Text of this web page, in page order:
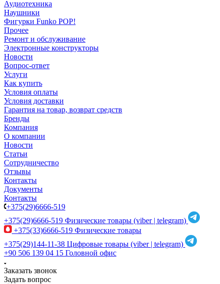
Аудиотехника
Наушники
Фигурки Funko POP!
Прочее
Ремонт и обслуживание
Электронные конструкторы
Новости
Вопрос-ответ
Услуги
Как купить
Условия оплаты
Условия доставки
Гарантия на товар, возврат средств
Бренды
Компания
О компании
Новости
Статьи
Сотрудничество
Отзывы
Контакты
Документы
Контакты
+375(29)6666-519
+375(29)6666-519 Физические товары (viber | telegram)
+375(33)6666-519 Физические товары
+375(29)144-11-38 Цифровые товары (viber | telegram)
+90 506 139 04 15 Головной офис
Заказать звонок
Задать вопрос